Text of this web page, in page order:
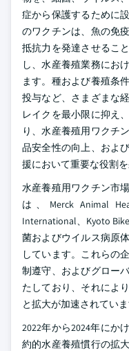
症から保護するために
のワクチンは、魚の免
抵抗力を発達させるこ
し、水産養殖業務にお
ます。種および養殖条
投与など、さまざまな
レイクを最小限に抑え
り、水産養殖用ワクチ
品安全性の向上、およ
援において重要な役割を
水産養殖用ワクチン市
は、Merck Animal
International、Kyoto
菌およびウイルス病原
しています。これらの
制遵守、およびグロー
たしており、それによ
と拡大が加速されていま
2022年から2024年にか
約的水産養殖慣行の拡